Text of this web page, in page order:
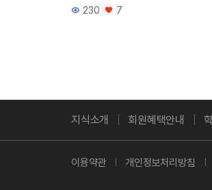
조회수
230
좋아요
7
지식소개 회원혜택안내
이용약관 개인정보처리방침